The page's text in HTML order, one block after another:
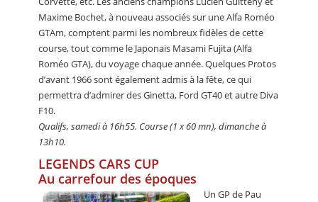
Maxime Bochet, à nouveau associés sur une Alfa Roméo
GTAm, comptent parmi les nombreux fidèles de cette
course, tout comme le Japonais Masami Fujita (Alfa
Roméo GTA), du voyage chaque année. Quelques Protos
d’avant 1966 sont également admis à la fête, ce qui
permettra d’admirer des Ginetta, Ford GT40 et autre Diva
F10.
Qualifs, samedi à 16h55. Course (1 x 60 mn), dimanche à
13h10.
LEGENDS CARS CUP
Au carrefour des époques
Un GP de Pau